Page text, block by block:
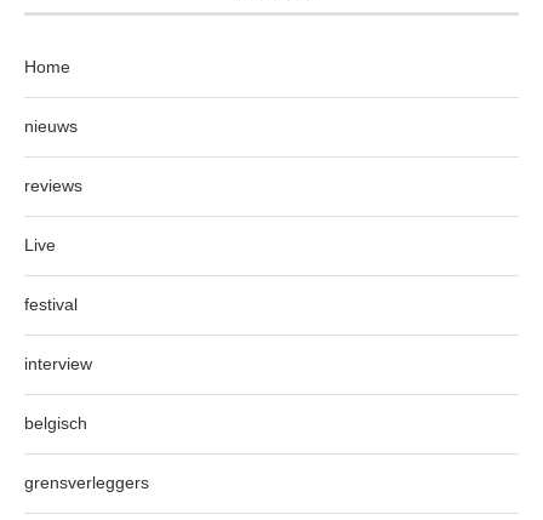
Home
nieuws
reviews
Live
festival
interview
belgisch
grensverleggers